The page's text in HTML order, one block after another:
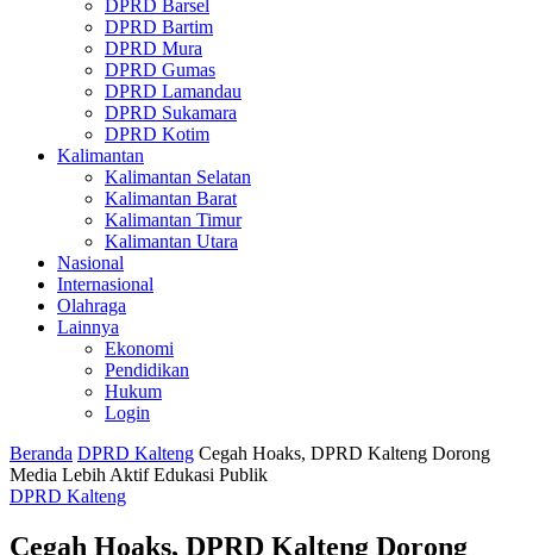
DPRD Barsel
DPRD Bartim
DPRD Mura
DPRD Gumas
DPRD Lamandau
DPRD Sukamara
DPRD Kotim
Kalimantan
Kalimantan Selatan
Kalimantan Barat
Kalimantan Timur
Kalimantan Utara
Nasional
Internasional
Olahraga
Lainnya
Ekonomi
Pendidikan
Hukum
Login
Beranda DPRD Kalteng Cegah Hoaks, DPRD Kalteng Dorong
Media Lebih Aktif Edukasi Publik
DPRD Kalteng
Cegah Hoaks, DPRD Kalteng Dorong